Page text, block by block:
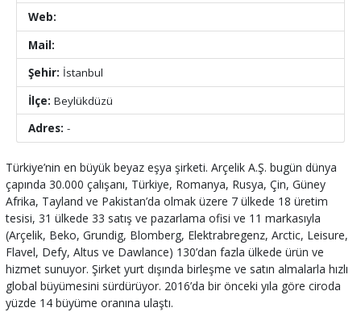
Web:
Mail:
Şehir: İstanbul
İlçe: Beylükdüzü
Adres: -
Türkiye’nin en büyük beyaz eşya şirketi. Arçelik A.Ş. bugün dünya
çapında 30.000 çalışanı, Türkiye, Romanya, Rusya, Çin, Güney
Afrika, Tayland ve Pakistan’da olmak üzere 7 ülkede 18 üretim
tesisi, 31 ülkede 33 satış ve pazarlama ofisi ve 11 markasıyla
(Arçelik, Beko, Grundig, Blomberg, Elektrabregenz, Arctic, Leisure,
Flavel, Defy, Altus ve Dawlance) 130’dan fazla ülkede ürün ve
hizmet sunuyor. Şirket yurt dışında birleşme ve satın almalarla hızlı
global büyümesini sürdürüyor. 2016’da bir önceki yıla göre ciroda
yüzde 14 büyüme oranına ulaştı.